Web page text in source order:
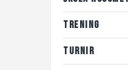
TRENING
TURNIR